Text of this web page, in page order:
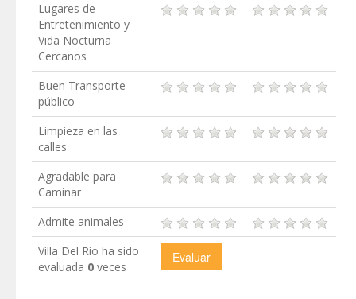
Lugares de
Entretenimiento y
Vida Nocturna
Cercanos
Buen Transporte
público
Limpieza en las
calles
Agradable para
Caminar
Admite animales
Villa Del Rio ha sido
evaluada 0 veces